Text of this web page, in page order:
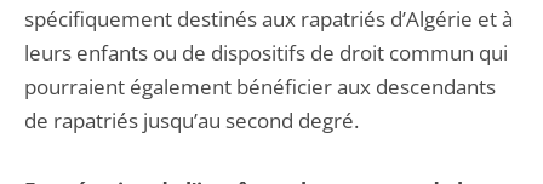
spécifiquement destinés aux rapatriés d’Algérie et à
leurs enfants ou de dispositifs de droit commun qui
pourraient également bénéficier aux descendants
de rapatriés jusqu’au second degré.